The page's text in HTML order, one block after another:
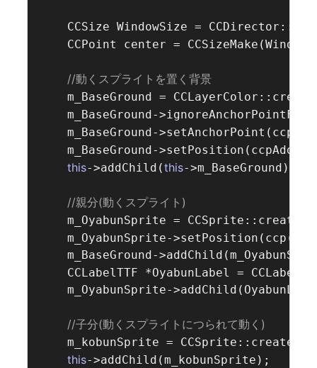
CCSize WindowSize =
CCPoint center =
//動くスプライトを置く背景
m_BaseGround =
m_BaseGround-
    m_BaseGround->setAnchorPoint(ccp(
m_BaseGround-
this->addChild(this->m_BaseGround);
//親分(動くスプライト)
    m_OyabunSprite = CCSprite::create(
    m_OyabunSprite->setPosition(ccp(
m_BaseGround-
CCLabelTTF *OyabunLabel =
m_OyabunSprite-
//子分(動くスプライトにつられて動く)
    m_kobunSprite = CCSprite::create(
this->addChild(m_kobunSprite);